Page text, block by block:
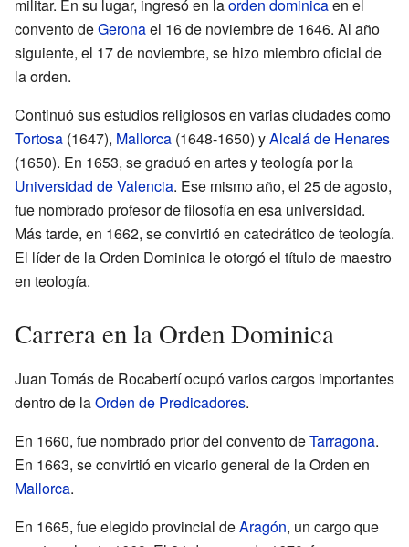
militar. En su lugar, ingresó en laorden dominicaen el
convento deGeronael 16 de noviembre de 1646. Al año
siguiente, el 17 de noviembre, se hizo miembro oficial de
la orden.
Continuó sus estudios religiosos en varias ciudades como
Tortosa (1647), Mallorca (1648-1650) yAlcalá de Henares
(1650). En 1653, se graduó en artes y teología por la
Universidad de Valencia. Ese mismo año, el 25 de agosto,
fue nombrado profesor de filosofía en esa universidad.
Más tarde, en 1662, se convirtió en catedrático de teología.
El líder de la Orden Dominica le otorgó el título de maestro
en teología.
Carrera en la Orden Dominica
Juan Tomás de Rocabertí ocupó varios cargos importantes
dentro de laOrden de Predicadores.
En 1660, fue nombrado prior del convento deTarragona.
En 1663, se convirtió en vicario general de la Orden en
Mallorca.
En 1665, fue elegido provincial deAragón, un cargo que